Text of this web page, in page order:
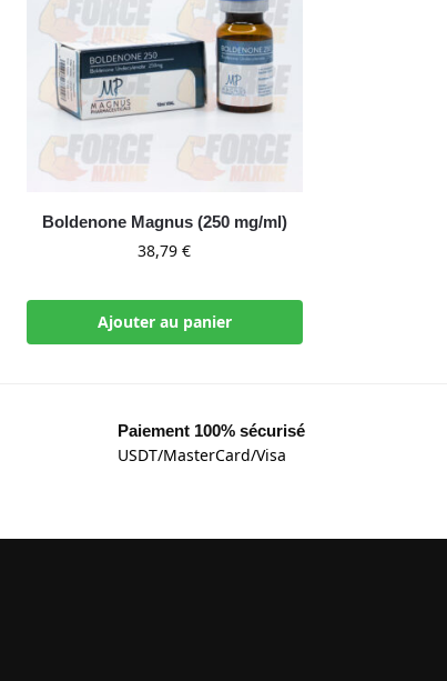
Boldenone Magnus (250 mg/ml)
38,79€
Ajouter au panier
Paiement 100% sécurisé
USDT/MasterCard/Visa